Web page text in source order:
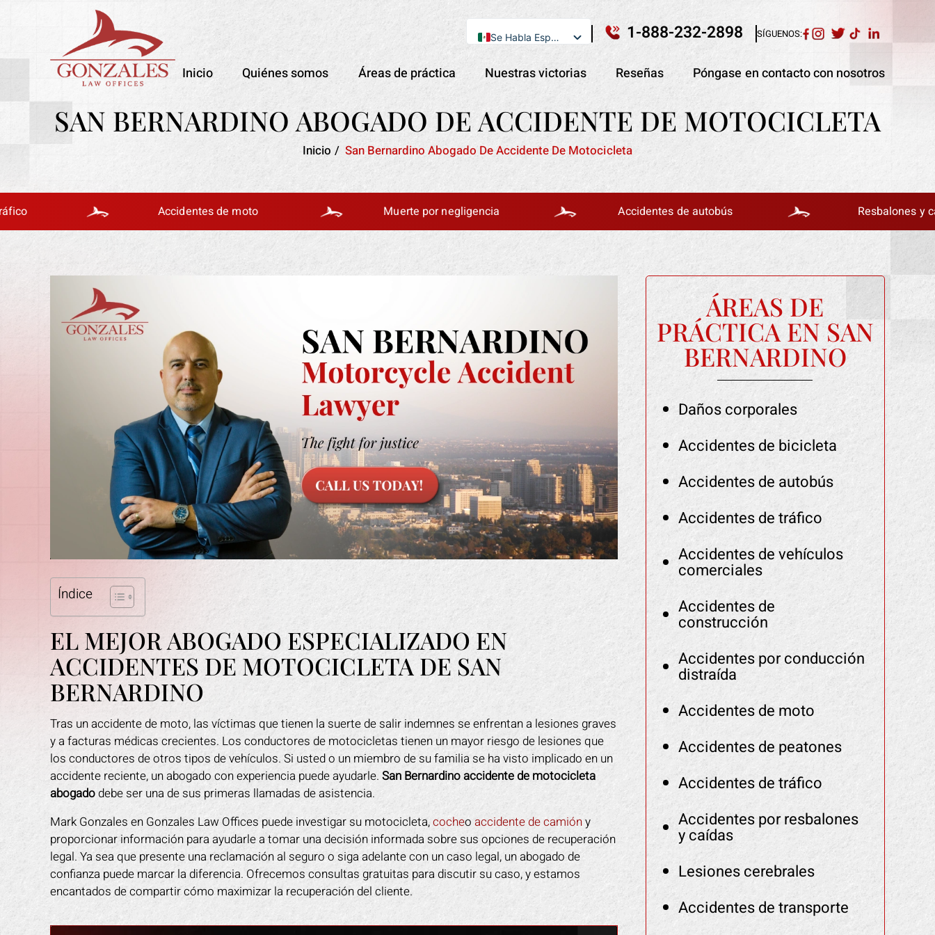
Se Habla Español
English
1-888-232-2898 SÍGUENOS:
Inicio Quiénes somos Áreas de práctica Nuestras victorias Reseñas Póngase en contacto con nosotros
SAN BERNARDINO ABOGADO DE ACCIDENTE DE MOTOCICLETA
Inicio / San Bernardino Abogado De Accidente De Motocicleta
Accidentes de moto Muerte por negligencia Accidentes de autobús Resbalones y caídas
Índice
EL MEJOR ABOGADO ESPECIALIZADO EN
ACCIDENTES DE MOTOCICLETA DE SAN
BERNARDINO
Tras un accidente de moto, las víctimas que tienen la suerte de salir indemnes se enfrentan a lesiones graves
y a facturas médicas crecientes. Los conductores de motocicletas tienen un mayor riesgo de lesiones que
los conductores de otros tipos de vehículos. Si usted o un miembro de su familia se ha visto implicado en un
accidente reciente, un abogado con experiencia puede ayudarle. San Bernardino accidente de motocicleta
abogado debe ser una de sus primeras llamadas de asistencia.
Mark Gonzales en Gonzales Law Offices puede investigar su motocicleta,cocheo accidente de camióny
proporcionar información para ayudarle a tomar una decisión informada sobre sus opciones de recuperación
legal. Ya sea que presente una reclamación al seguro o siga adelante con un caso legal, un abogado de
confianza puede marcar la diferencia. Ofrecemos consultas gratuitas para discutir su caso, y estamos
encantados de compartir cómo maximizar la recuperación del cliente.
ÁREAS DE
PRÁCTICA EN SAN
BERNARDINO
Daños corporales
Accidentes de bicicleta
Accidentes de autobús
Accidentes de tráfico
Accidentes de vehículos
comerciales
Accidentes de
construcción
Accidentes por conducción
distraída
Accidentes de moto
Accidentes de peatones
Accidentes de tráfico
Accidentes por resbalones
y caídas
Lesiones cerebrales
Accidentes de transporte